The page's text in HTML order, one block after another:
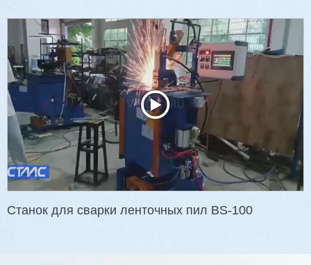
Станок для сварки ленточных пил BS-100